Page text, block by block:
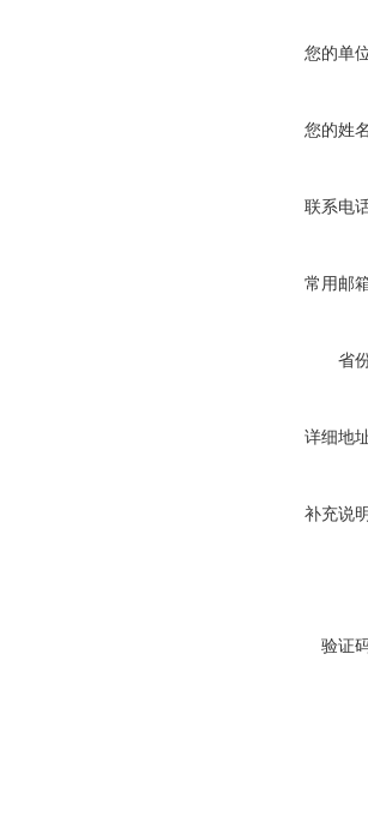
您的单
您的姓
联系电
常用邮
省
详细地
补充说
验证